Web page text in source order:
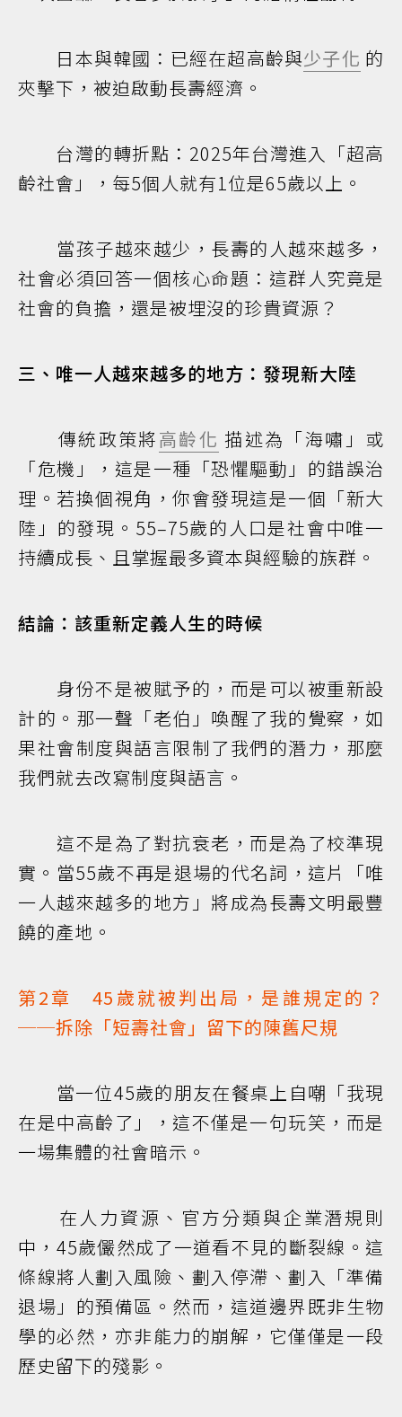
日本與韓國：已經在超高齡與少子化 的
夾擊下，被迫啟動長壽經濟。
台灣的轉折點：2025年台灣進入「超高
齡社會」，每5個人就有1位是65歲以上。
當孩子越來越少，長壽的人越來越多，
社會必須回答一個核心命題：這群人究竟是
社會的負擔，還是被埋沒的珍貴資源？
三、唯一人越來越多的地方：發現新大陸
傳統政策將高齡化 描述為「海嘯」或
「危機」，這是一種「恐懼驅動」的錯誤治
理。若換個視角，你會發現這是一個「新大
陸」的發現。55–75歲的人口是社會中唯一
持續成長、且掌握最多資本與經驗的族群。
結論：該重新定義人生的時候
身份不是被賦予的，而是可以被重新設
計的。那一聲「老伯」喚醒了我的覺察，如
果社會制度與語言限制了我們的潛力，那麼
我們就去改寫制度與語言。
這不是為了對抗衰老，而是為了校準現
實。當55歲不再是退場的代名詞，這片「唯
一人越來越多的地方」將成為長壽文明最豐
饒的產地。
第2章 45歲就被判出局，是誰規定的？
──拆除「短壽社會」留下的陳舊尺規
當一位45歲的朋友在餐桌上自嘲「我現
在是中高齡了」，這不僅是一句玩笑，而是
一場集體的社會暗示。
在人力資源、官方分類與企業潛規則
中，45歲儼然成了一道看不見的斷裂線。這
條線將人劃入風險、劃入停滯、劃入「準備
退場」的預備區。然而，這道邊界既非生物
學的必然，亦非能力的崩解，它僅僅是一段
歷史留下的殘影。